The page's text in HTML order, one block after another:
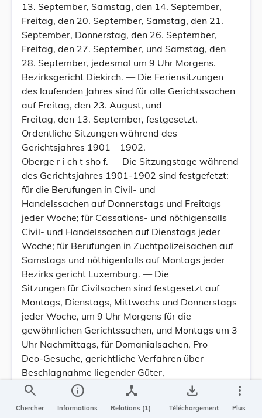
13. September, Samstag, den 14. September,
Freitag, den 20. September, Samstag, den 21.
September, Donnerstag, den 26. September,
Freitag, den 27. September, und Samstag, den
28. September, jedesmal um 9 Uhr Morgens.
Bezirksgericht Diekirch. — Die Feriensitzungen
des laufenden Jahres sind für alle Gerichtssachen
auf Freitag, den 23. August, und
Freitag, den 13. September, festgesetzt.
Ordentliche Sitzungen während des
Gerichtsjahres 1901—1902.
Oberge r i ch t sho f. — Die Sitzungstage während
des Gerichtsjahres 1901-1902 sind festgefetzt:
für die Berufungen in Civil- und
Handelssachen auf Donnerstags und Freitags
jeder Woche; für Cassations- und nöthigensalls
Civil- und Handelssachen auf Dienstags jeder
Woche; für Berufungen in Zuchtpolizeisachen auf
Samstags und nöthigenfalls auf Montags jeder
Bezirks gericht Luxemburg. — Die
Sitzungen für Civilsachen sind festgesetzt auf
Montags, Dienstags, Mittwochs und Donnerstags
jeder Woche, um 9 Uhr Morgens für die
gewöhnlichen Gerichtssachen, und Montags um 3
Uhr Nachmittags, für Domanialsachen, Pro
Deo-Gesuche, gerichtliche Verfahren über
Beschlagnahme liegender Güter,
Disciplinarsachen, Wahlsachen und
Ehescheidungsgesuche. Die Referatsitzung ist auf
Dienstag, 8 Uhr Morgens, oder auf jeden anderen
search
Chercher
info
Informations
device_hub
Relations (1)
save_alt
Téléchargement
more_vert
Plus